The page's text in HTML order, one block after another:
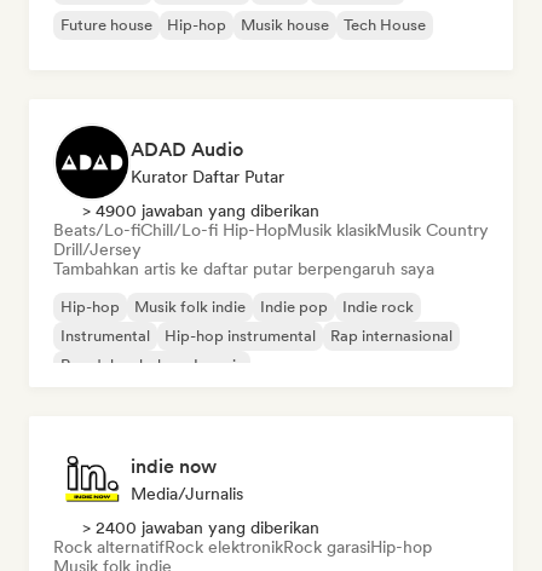
Future house
Hip-hop Musik house Tech House
ADAD Audio
Kurator Daftar Putar
> 4900 jawaban yang diberikan
Beats/Lo-fiChill/Lo-fi Hip-HopMusik klasikMusik Country
Drill/Jersey
Tambahkan artis ke daftar putar berpengaruh saya
Hip-hop Musik folk indie Indie pop
Indie rock
Instrumental
Hip-hop instrumental
Rap internasional
Rap dalam bahasa Inggris
indie now
Media/Jurnalis
> 2400 jawaban yang diberikan
Rock alternatifRock elektronikRock garasiHip-hop
Musik folk indie